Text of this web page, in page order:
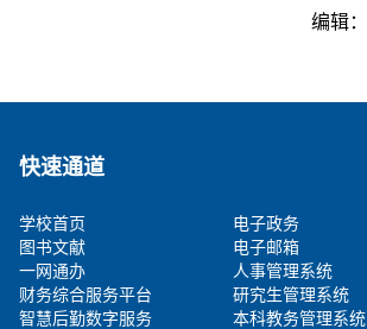
编辑：
快速通道
学校首页
电子政务
图书文献
电子邮箱
一网通办
人事管理系统
财务综合服务平台
研究生管理系统
智慧后勤数字服务
本科教务管理系统